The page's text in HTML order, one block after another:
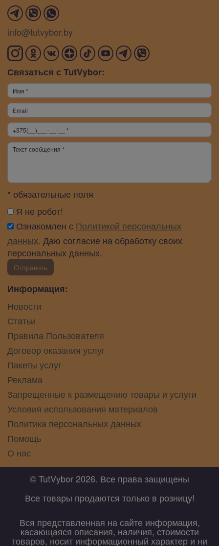
info@tutvybor.by
Связаться с TutVybor:
* обязательные поля
Я не робот!
Ознакомлен с Политикой персональных
данных. Даю согласие на обработку своих
персональных данных.
Отправить
Информация:
Новости
Статьи
Правила Пользователя
Договор оказания услуг
Пакеты услуг
Реклама
Запрещенные к размещению товары и услуги
Условия использования материалов
Политика персональных данных
Помощь
О нас
© TutVybor 2026. Все права защищены
Все товары продаются только в розницу!
Вся представленная на сайте информация,
касающаяся описания, наличия, стоимости
товаров, носит информационный характер и ни